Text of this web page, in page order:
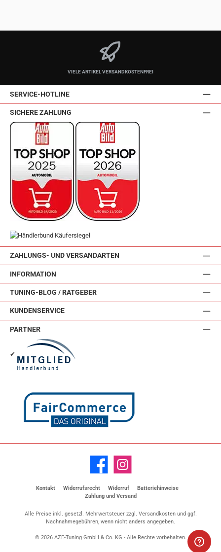
VIELE ARTIKEL VERSANDKOSTENFREI
SERVICE-HOTLINE
ZAHLUNGS- UND VERSANDARTEN
INFORMATION
TUNING-BLOG / RATGEBER
KUNDENSERVICE
SICHERE ZAHLUNG
PARTNER
✔
Facebook Instagram
Kontakt Widerrufsrecht Widerruf
Batteriehinweise
Zahlung und Versand
Alle Preise inkl. gesetzl. Mehrwertsteuer zzgl. Versandkostenund ggf.
Nachnahmegebühren, wenn nicht anders angegeben.
© 2026 AZE-Tuning GmbH & Co. KG - Alle Rechte vorbehalten.